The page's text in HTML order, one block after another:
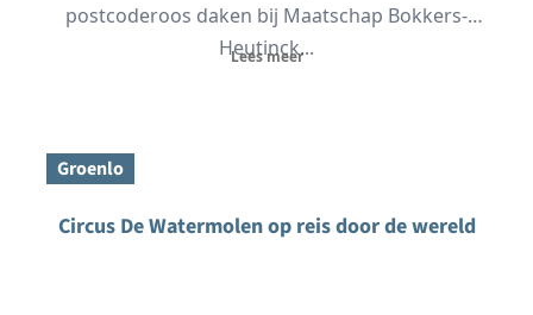
postcoderoos daken bij Maatschap Bokkers-
Heutinck...
Lees meer
Groenlo
Circus De Watermolen op reis door de wereld